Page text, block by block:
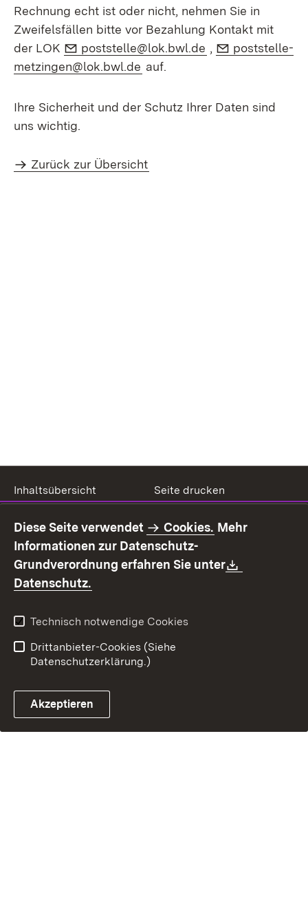
Rechnung echt ist oder nicht, nehmen Sie in
Zweifelsfällen bitte vor Bezahlung Kontakt mit
der LOK
E-Mail:
poststelle@lok.bwl.de (Öffnet in neuem
, E-Mail:
poststelle-
metzingen@lok.bwl.de (Öffnet in neuem Fenster)
auf.
Ihre Sicherheit und der Schutz Ihrer Daten sind
uns wichtig.
Zurück zur Übersicht
Inhaltsübersicht
Seite drucken
Benutzungshinweise
Erklärung zur
Barrierefreiheit
Kontakt
Fehlerhaften Link melden
Diese Seite verwendet Cookies. Mehr
Informationen zur Datenschutz-
Grundverordnung erfahren Sie unter
Datenschutz.
Technisch notwendige Cookies
Drittanbieter-Cookies (Siehe
Datenschutzerklärung.)
Akzeptieren